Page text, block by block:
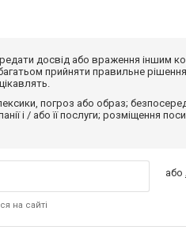
досвід або враження іншим
прийняти правильне
погроз або образ;
і / або її послуги; розміщення
на сайті
або